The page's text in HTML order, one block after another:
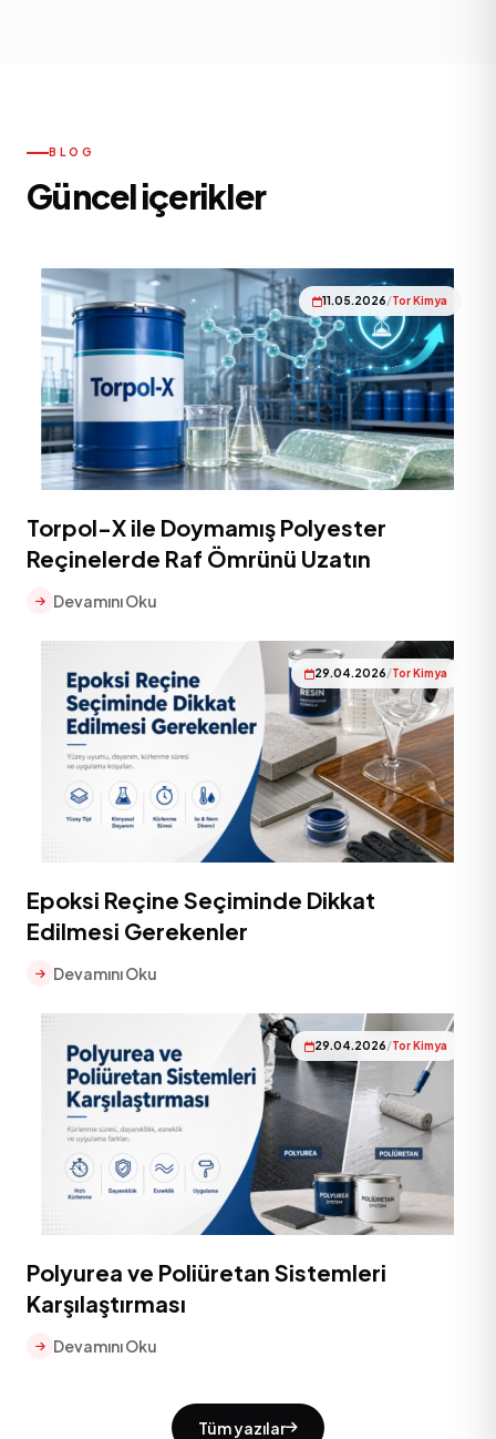
BLOG
Güncel içerikler
11.05.2026/Tor Kimya
Torpol-X ile Doymamış Polyester
Reçinelerde Raf Ömrünü Uzatın
Devamını Oku
29.04.2026/Tor Kimya
Epoksi Reçine Seçiminde Dikkat
Edilmesi Gerekenler
Devamını Oku
29.04.2026/Tor Kimya
Polyurea ve Poliüretan Sistemleri
Karşılaştırması
Devamını Oku
Tüm yazılar